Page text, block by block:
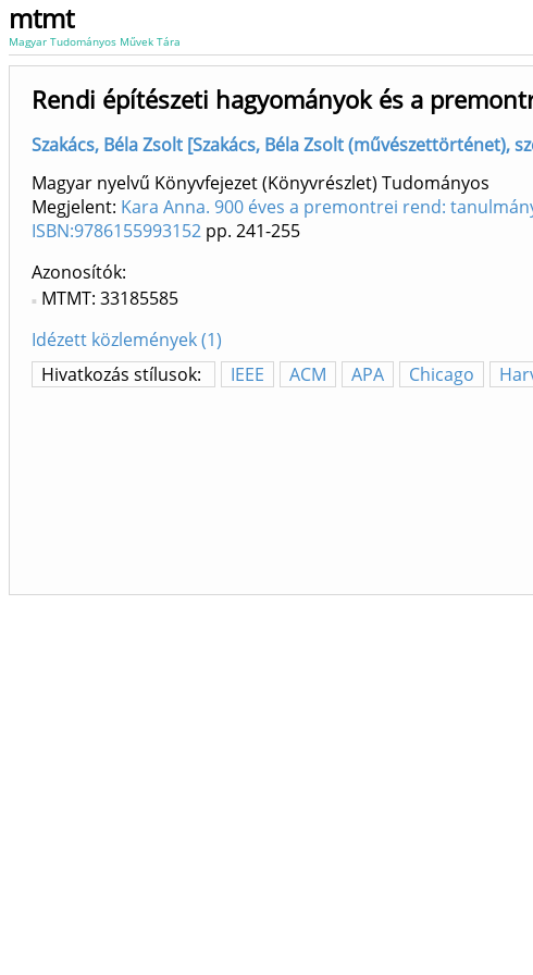
mtmt
Magyar Tudományos Művek Tára
Rendi építészeti hagyományok és a
Szakács, Béla Zsolt [Szakács, Béla Zsolt (művészettörténet),
Magyar nyelvű Könyvfejezet (Könyvrészlet) Tudományos
Megjelent: Kara Anna. 900 éves a premontrei rend:
ISBN:9786155993152 pp. 241-255
Azonosítók
MTMT: 33185585
Idézett közlemények (1)
Hivatkozás stílusok:
IEEE ACM APA Chicago